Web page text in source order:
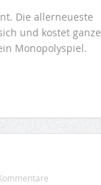
Die allerneueste
und kostet ganze
Monopolyspiel.